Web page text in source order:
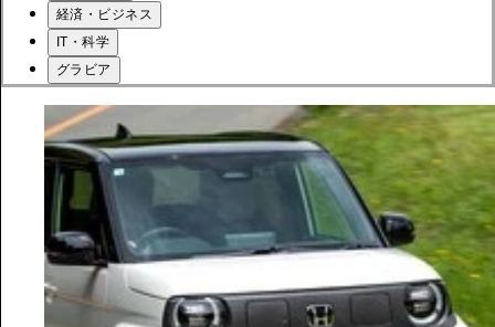
経済・ビジネス
IT・科学
グラビア